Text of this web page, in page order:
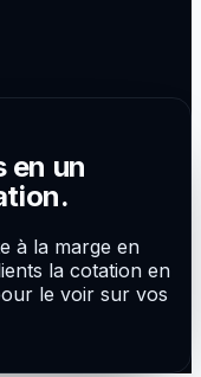
en un
à la marge en
la cotation en
le voir sur vos